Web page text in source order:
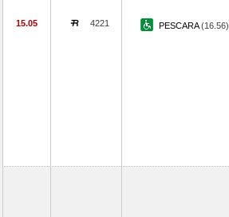
15.05 4221 PESCARA(16.56)